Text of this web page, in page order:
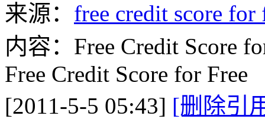
来源： free credit score for
内容：Free Credit Score
Free Credit Score for Free
[2011-5-5 05:43] [删除引